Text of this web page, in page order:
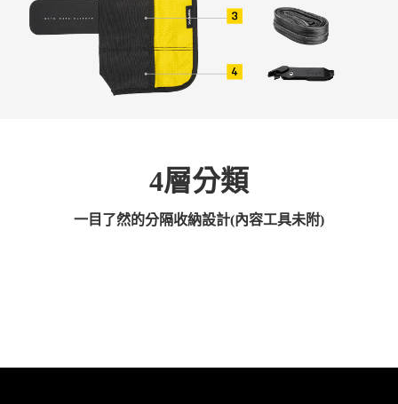
4層分類
一目了然的分隔收納設計(內容工具未附)